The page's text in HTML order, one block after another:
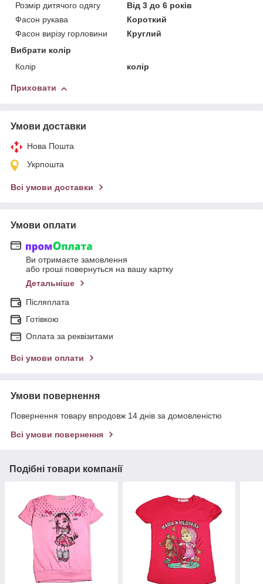
Розмір дитячого одягу
Від 3 до 6 років
Фасон рукава
Короткий
Фасон вирізу горловини
Круглий
Вибрати колір
Колір
колір
Приховати
Умови доставки
Нова Пошта
Укрпошта
Всі умови доставки
Умови оплати
Ви отримаєте замовлення
або гроші повернуться на вашу картку
Детальніше
Післяплата
Готівкою
Оплата за реквізитами
Всі умови оплати
Умови повернення
Повернення товару впродовж 14 днів за домовленістю
Всі умови повернення
Подібні товари компанії